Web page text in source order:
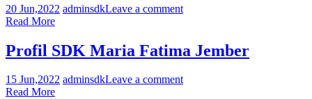
20 Jun,2022 adminsdkLeave a comment
Read More
Profil SDK Maria Fatima Jember
15 Jun,2022 adminsdkLeave a comment
Read More